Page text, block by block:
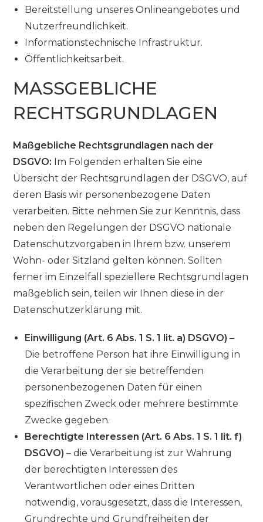
Bereitstellung unseres Onlineangebotes und
Nutzerfreundlichkeit.
Informationstechnische Infrastruktur.
Öffentlichkeitsarbeit.
MASSGEBLICHE R
ECHTSGRUNDLAGEN
Maßgebliche Rechtsgrundlagen nach der
DSGVO: Im Folgenden erhalten Sie eine
Übersicht der Rechtsgrundlagen der DSGVO, auf
deren Basis wir personenbezogene Daten
verarbeiten. Bitte nehmen Sie zur Kenntnis, dass
neben den Regelungen der DSGVO nationale
Datenschutzvorgaben in Ihrem bzw. unserem
Wohn- oder Sitzland gelten können. Sollten
ferner im Einzelfall speziellere Rechtsgrundlagen
maßgeblich sein, teilen wir Ihnen diese in der
Datenschutzerklärung mit.
Einwilligung (Art. 6 Abs. 1 S. 1 lit. a) DSGVO) –
Die betroffene Person hat ihre Einwilligung in
die Verarbeitung der sie betreffenden
personenbezogenen Daten für einen
spezifischen Zweck oder mehrere bestimmte
Zwecke gegeben.
Berechtigte Interessen (Art. 6 Abs. 1 S. 1 lit. f)
DSGVO) – die Verarbeitung ist zur Wahrung
der berechtigten Interessen des
Verantwortlichen oder eines Dritten
notwendig, vorausgesetzt, dass die Interessen,
Grundrechte und Grundfreiheiten der